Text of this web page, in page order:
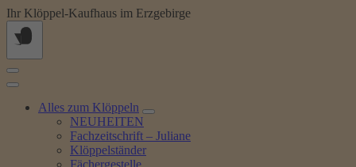
Springe
zum
Inhalt
Ihr Klöppel-Kaufhaus im Erzgebirge
Alles zum Klöppeln
NEUHEITEN
Fachzeitschrift – Juliane
Klöppelständer
Fächergestelle